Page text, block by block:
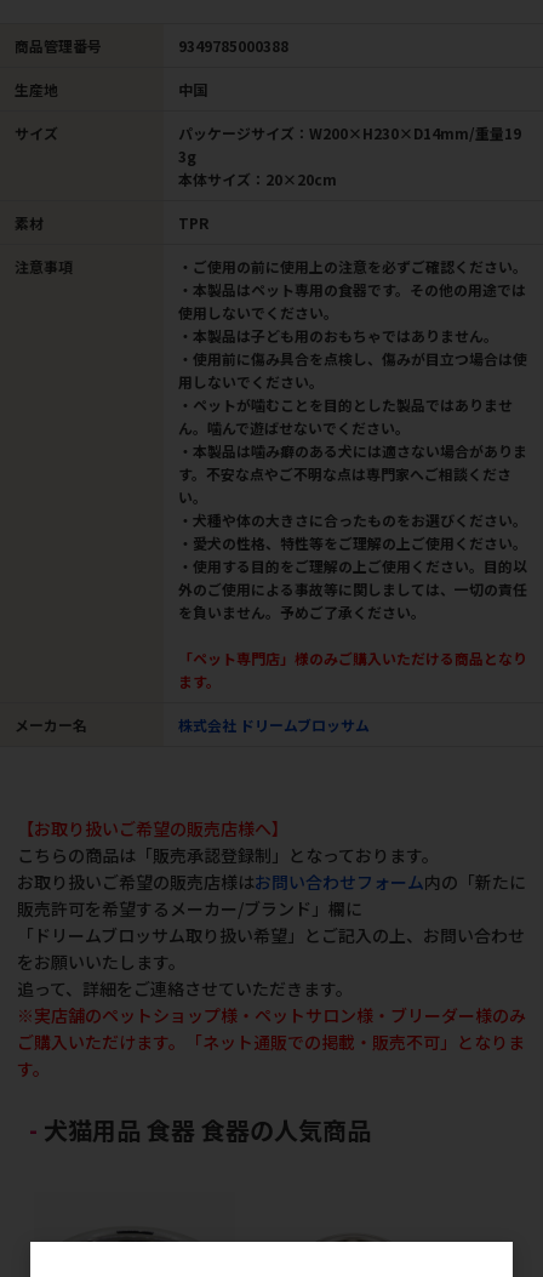
商品管理番号 9349785000388
生産地 中国
サイズ
パッケージサイズ：W200×H230×D14mm/重量19
3g
本体サイズ：20×20cm
素材 TPR
注意事項
・ご使用の前に使用上の注意を必ずご確認ください。
・本製品はペット専用の食器です。その他の用途では
使用しないでください。
・本製品は子ども用のおもちゃではありません。
・使用前に傷み具合を点検し、傷みが目立つ場合は使
用しないでください。
・ペットが噛むことを目的とした製品ではありませ
ん。噛んで遊ばせないでください。
・本製品は噛み癖のある犬には適さない場合がありま
す。不安な点やご不明な点は専門家へご相談くださ
い。
・犬種や体の大きさに合ったものをお選びください。
・愛犬の性格、特性等をご理解の上ご使用ください。
・使用する目的をご理解の上ご使用ください。目的以
外のご使用による事故等に関しましては、一切の責任
を負いません。予めご了承ください。
「ペット専門店」様のみご購入いただける商品となり
ます。
メーカー名 株式会社 ドリームブロッサム
【お取り扱いご希望の販売店様へ】
こちらの商品は「販売承認登録制」となっております。
お取り扱いご希望の販売店様はお問い合わせフォーム内の「新たに
販売許可を希望するメーカー/ブランド」欄に
「ドリームブロッサム取り扱い希望」とご記入の上、お問い合わせ
をお願いいたします。
追って、詳細をご連絡させていただきます。
※実店舗のペットショップ様・ペットサロン様・ブリーダー様のみ
ご購入いただけます。「ネット通販での掲載・販売不可」となりま
す。
犬猫用品 食器 食器の人気商品